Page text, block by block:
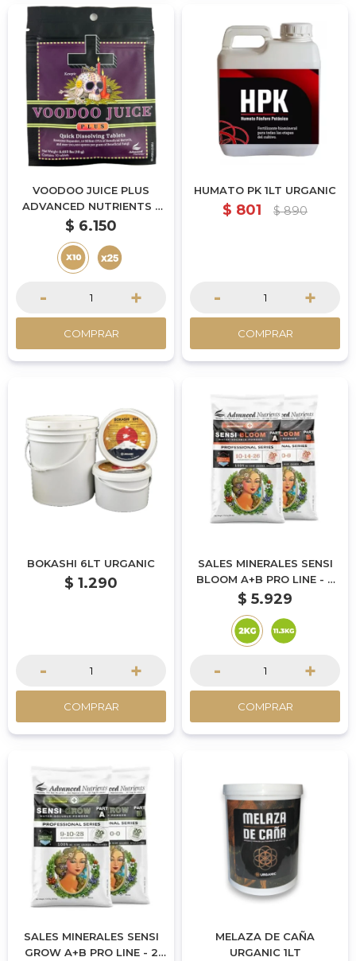
VOODOO JUICE PLUS
ADVANCED NUTRIENTS -
(PACK X10 UN.)
$ 6.150
- +
COMPRAR
HUMATO PK 1LT URGANIC
$ 801 $ 890
- +
COMPRAR
BOKASHI 6LT URGANIC
$ 1.290
- +
COMPRAR
SALES MINERALES SENSI
BLOOM A+B PRO LINE - 2
KG
$ 5.929
- +
COMPRAR
SALES MINERALES SENSI
GROW A+B PRO LINE - 2
MELAZA DE CAÑA
URGANIC 1LT